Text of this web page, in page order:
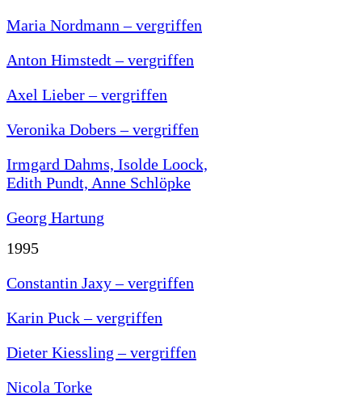
Maria Nordmann – vergriffen
Anton Himstedt – vergriffen
Axel Lieber – vergriffen
Veronika Dobers – vergriffen
Irmgard Dahms, Isolde Loock,
Edith Pundt, Anne Schlöpke
Georg Hartung
1995
Constantin Jaxy – vergriffen
Karin Puck – vergriffen
Dieter Kiessling – vergriffen
Nicola Torke